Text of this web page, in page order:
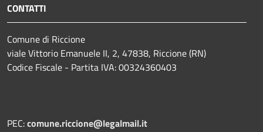
CONTATTI
Comune di Riccione
viale Vittorio Emanuele II, 2, 47838, Riccione (RN)
Codice Fiscale - Partita IVA: 00324360403
PEC:comune.riccione@legalmail.it